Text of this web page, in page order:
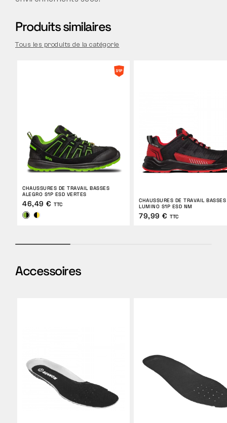
Produits similaires
Tous les produits de la catégorie
CHAUSSURES DE TRAVAIL BASSES
ALEGRO S1P ESD VERTES
46,49 € TTC
CHAUSSURES DE TRAVAIL BASSES
LUMINO S1P ESD NM
79,99 € TTC
Accessoires